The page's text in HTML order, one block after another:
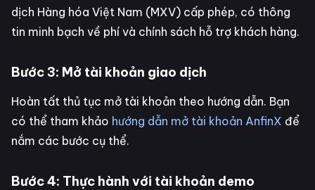
dịch Hàng hóa Việt Nam (MXV) cấp phép, có thông
tin minh bạch về phí và chính sách hỗ trợ khách hàng.
Bước 3: Mở tài khoản giao dịch
Hoàn tất thủ tục mở tài khoản theo hướng dẫn. Bạn
có thể tham khảo hướng dẫn mở tài khoản AnfinX để
nắm các bước cụ thể.
Bước 4: Thực hành với tài khoản demo